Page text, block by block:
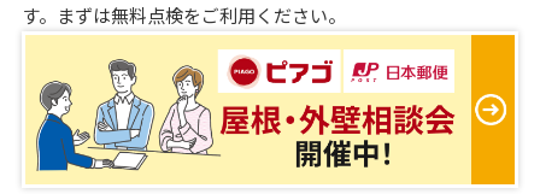
す。まずは無料点検をご利用ください。